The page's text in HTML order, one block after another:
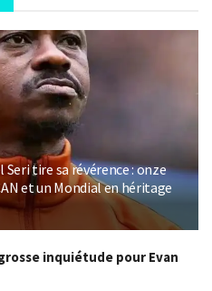
tire sa révérence : onze
et un Mondial en héritage
inquiétude pour Evan